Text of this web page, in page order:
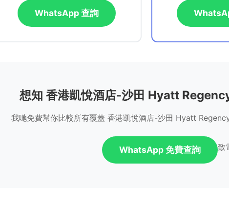
WhatsApp 查詢
想知 香港凱悅酒店-沙田 Hyatt
我哋免費幫你比較所有覆蓋 香港凱悅酒店-沙田 Hyatt
WhatsApp 免費查詢 致